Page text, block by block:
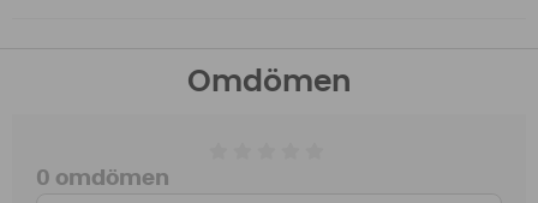
Omdömen
0 omdömen